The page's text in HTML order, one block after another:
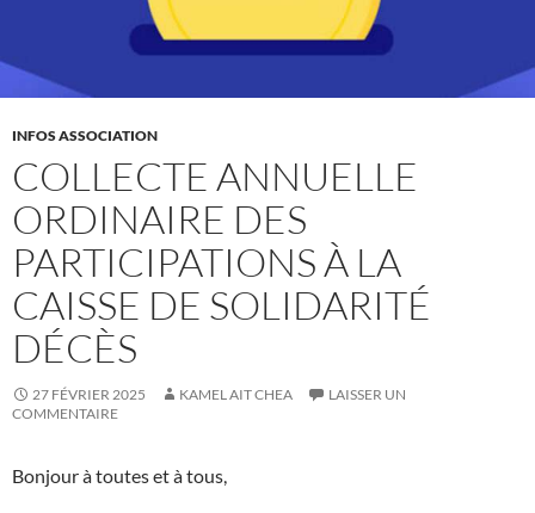
INFOS ASSOCIATION
COLLECTE ANNUELLE
ORDINAIRE DES
PARTICIPATIONS À LA
CAISSE DE SOLIDARITÉ
DÉCÈS
27 FÉVRIER 2025 KAMEL AIT CHEA
LAISSER UN
COMMENTAIRE
Bonjour à toutes et à tous,